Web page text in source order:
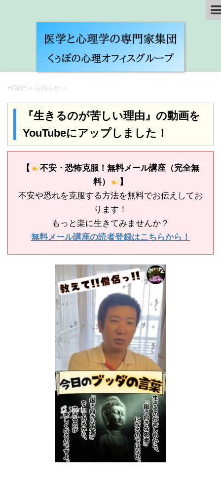
HOME > お知らせ >
『生きるのが苦しい理由』の動画を
YouTubeにアップしました！
【
不安・恐怖克服！無料メール講座（完全無
料）
】
不安や恐れを克服する方法を無料でお伝えしてお
ります！
もっと楽に生きてみませんか？
無料メール講座の読者登録はこちらから！